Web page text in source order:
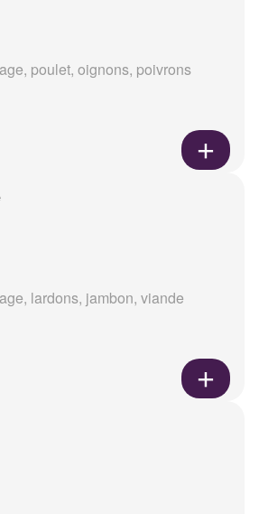
poulet, oignons, poivrons
lardons, jambon, viande